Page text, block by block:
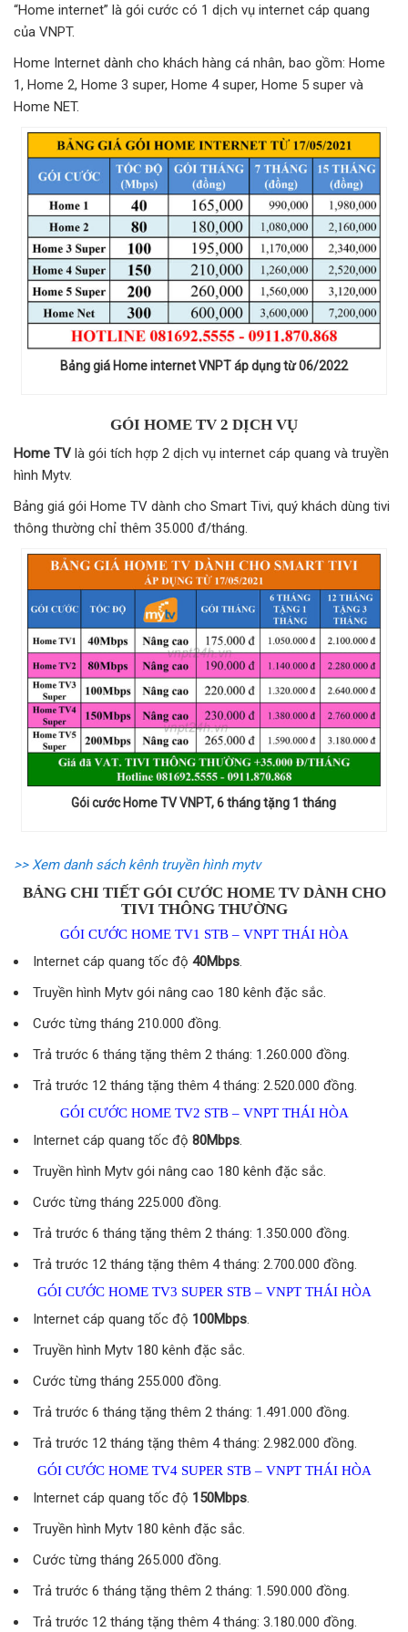
“Home internet” là gói cước có 1 dịch vụ internet cáp quang
của VNPT.
Home Internet dành cho khách hàng cá nhân, bao gồm: Home
1, Home 2, Home 3 super, Home 4 super, Home 5 super và
Home NET.
Bảng giá Home internet VNPT áp dụng từ 06/2022
GÓI HOME TV 2 DỊCH VỤ
Home TV là gói tích hợp 2 dịch vụ internet cáp quang và truyền
hình Mytv.
Bảng giá gói Home TV dành cho Smart Tivi, quý khách dùng tivi
thông thường chỉ thêm 35.000 đ/tháng.
Gói cước Home TV VNPT, 6 tháng tặng 1 tháng
>> Xem danh sách kênh truyền hình mytv
BẢNG CHI TIẾT GÓI CƯỚC HOME TV DÀNH CHO
TIVI THÔNG THƯỜNG
GÓI CƯỚC HOME TV1 STB – VNPT THÁI HÒA
Internet cáp quang tốc độ 40Mbps.
Truyền hình Mytv gói nâng cao 180 kênh đặc sắc.
Cước từng tháng 210.000 đồng.
Trả trước 6 tháng tặng thêm 2 tháng: 1.260.000 đồng.
Trả trước 12 tháng tặng thêm 4 tháng: 2.520.000 đồng.
GÓI CƯỚC HOME TV2 STB – VNPT THÁI HÒA
Internet cáp quang tốc độ 80Mbps.
Truyền hình Mytv gói nâng cao 180 kênh đặc sắc.
Cước từng tháng 225.000 đồng.
Trả trước 6 tháng tặng thêm 2 tháng: 1.350.000 đồng.
Trả trước 12 tháng tặng thêm 4 tháng: 2.700.000 đồng.
GÓI CƯỚC HOME TV3 SUPER STB – VNPT THÁI HÒA
Internet cáp quang tốc độ 100Mbps.
Truyền hình Mytv 180 kênh đặc sắc.
Cước từng tháng 255.000 đồng.
Trả trước 6 tháng tặng thêm 2 tháng: 1.491.000 đồng.
Trả trước 12 tháng tặng thêm 4 tháng: 2.982.000 đồng.
GÓI CƯỚC HOME TV4 SUPER STB – VNPT THÁI HÒA
Internet cáp quang tốc độ 150Mbps.
Truyền hình Mytv 180 kênh đặc sắc.
Cước từng tháng 265.000 đồng.
Trả trước 6 tháng tặng thêm 2 tháng: 1.590.000 đồng.
Trả trước 12 tháng tặng thêm 4 tháng: 3.180.000 đồng.